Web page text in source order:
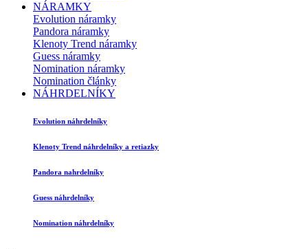
NÁRAMKY
Evolution náramky
Pandora náramky
Klenoty Trend náramky
Guess náramky
Nomination náramky
Nomination články
NÁHRDELNÍKY
Evolution náhrdelníky
Klenoty Trend náhrdelníky a retiazky
Pandora nahrdelníky
Guess náhrdelníky
Nomination náhrdelníky